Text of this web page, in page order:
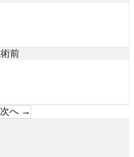
次へ →